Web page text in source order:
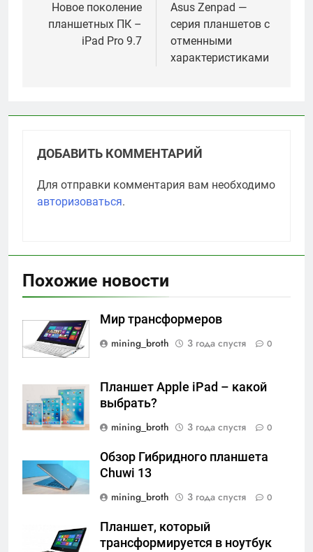
по
записям
Новое поколение
планшетных ПК –
iPad Pro 9.7
Asus Zenpad —
серия планшетов с
отменными
характеристиками
ДОБАВИТЬ КОММЕНТАРИЙ
Для отправки комментария вам необходимо
авторизоваться.
Похожие новости
Мир трансформеров
mining_broth
3 года спустя 0
Планшет Apple iPad – какой
выбрать?
mining_broth
3 года спустя 0
Обзор Гибридного планшета
Chuwi 13
mining_broth
3 года спустя 0
Планшет, который
трансформируется в ноутбук